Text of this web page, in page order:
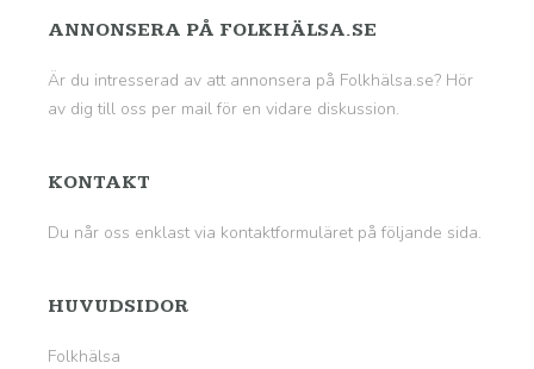
ANNONSERA PÅ FOLKHÄLSA.SE
Är du intresserad av att annonsera på Folkhälsa.se? Hör
av dig till oss per mail för en vidare diskussion.
KONTAKT
Du når oss enklast via kontaktformuläret på följande sida.
HUVUDSIDOR
Folkhälsa